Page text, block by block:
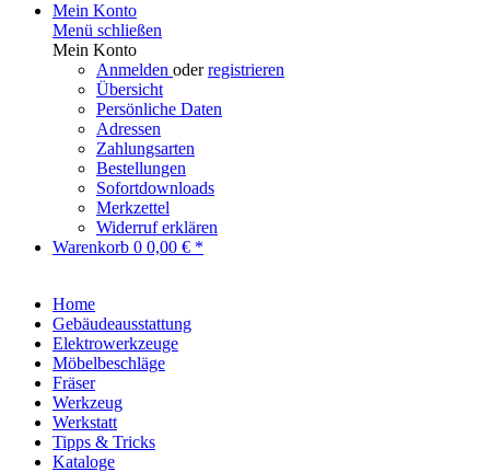
Mein Konto
Menü schließen
Mein Konto
Anmelden oderregistrieren
Übersicht
Persönliche Daten
Adressen
Zahlungsarten
Bestellungen
Sofortdownloads
Merkzettel
Widerruf erklären
Warenkorb 0 0,00 € *
Home
Gebäudeausstattung
Elektrowerkzeuge
Möbelbeschläge
Fräser
Werkzeug
Werkstatt
Tipps & Tricks
Kataloge